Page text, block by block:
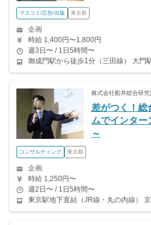
マスコミ/広告/出版 東京都
企画
時給 1,400円〜1,800円
週3日〜 / 1日5時間〜
株式会社船井総合研究
差がつく！総
ムでインター
～
コンサルティング 東京都
企画
時給 1,250円〜
週2日〜 / 1日5時間〜